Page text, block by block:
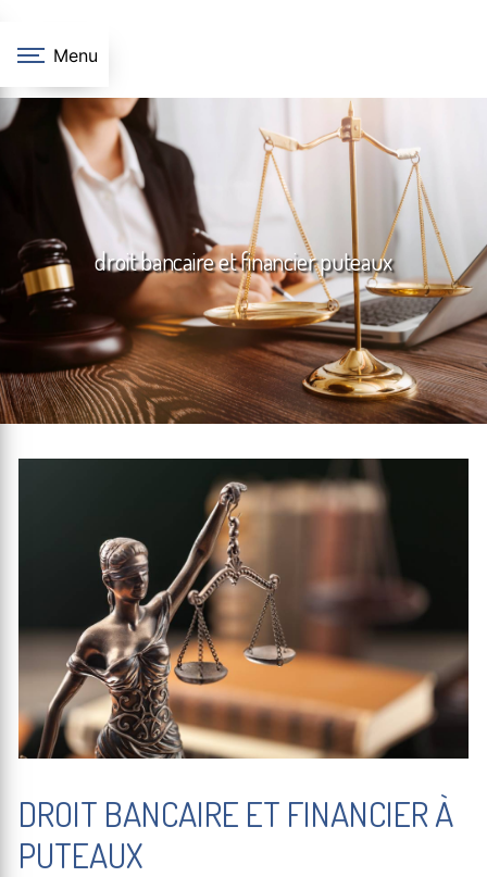
Menu
droit bancaire et financier puteaux
DROIT BANCAIRE ET FINANCIER À
PUTEAUX